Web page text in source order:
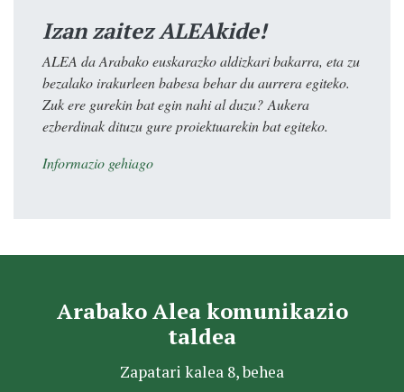
Izan zaitez ALEAkide!
ALEA da Arabako euskarazko aldizkari bakarra, eta zu
bezalako irakurleen babesa behar du aurrera egiteko.
Zuk ere gurekin bat egin nahi al duzu? Aukera
ezberdinak dituzu gure proiektuarekin bat egiteko.
Informazio gehiago
Arabako Alea komunikazio
taldea
Zapatari kalea 8, behea